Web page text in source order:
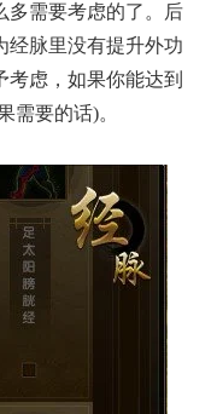
多需要考虑的了。后
经脉里没有提升外功
考虑，如果你能达到
需要的话)。